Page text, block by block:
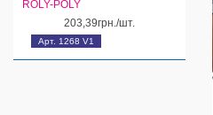
Арт. 1268 V1
ROLY-POLY
203,39грн./шт.